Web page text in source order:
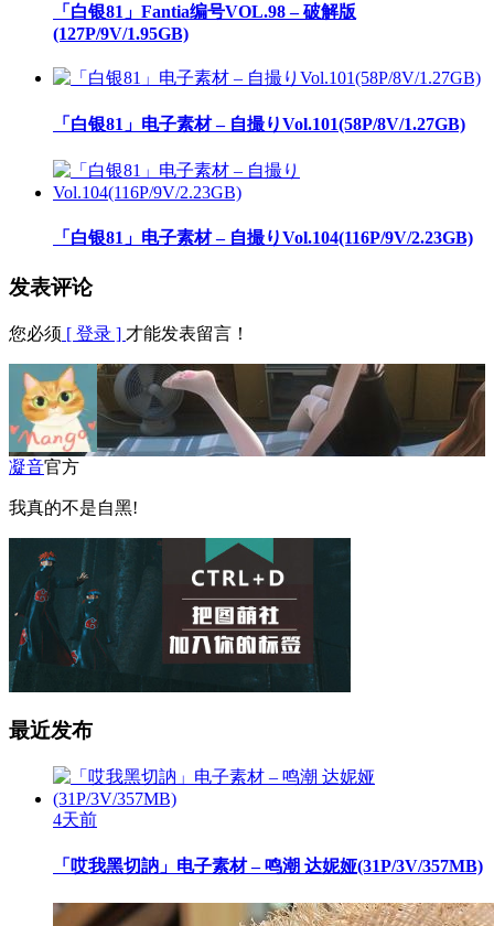
「白银81」Fantia编号VOL.98 – 破解版
(127P/9V/1.95GB)
「白银81」电子素材 – 自撮りVol.101(58P/8V/1.27GB)
「白银81」电子素材 – 自撮りVol.104(116P/9V/2.23GB)
发表评论
您必须 [ 登录 ] 才能发表留言！
凝音官方
我真的不是自黑!
最近发布
4天前
「哎我黑切訥」电子素材 – 鸣潮 达妮娅(31P/3V/357MB)